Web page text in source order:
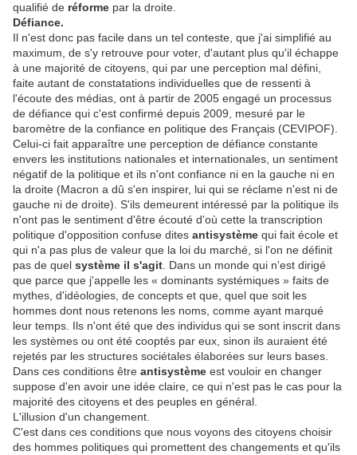
qualifié de réforme par la droite.
Défiance.
Il n'est donc pas facile dans un tel conteste, que j'ai simplifié au
maximum, de s'y retrouve pour voter, d'autant plus qu'il échappe
à une majorité de citoyens, qui par une perception mal défini,
faite autant de constatations individuelles que de ressenti à
l'écoute des médias, ont à partir de 2005 engagé un processus
de défiance qui c'est confirmé depuis 2009, mesuré par le
baromètre de la confiance en politique des Français (CEVIPOF).
Celui-ci fait apparaître une perception de défiance constante
envers les institutions nationales et internationales, un sentiment
négatif de la politique et ils n'ont confiance ni en la gauche ni en
la droite (Macron a dû s'en inspirer, lui qui se réclame n'est ni de
gauche ni de droite). S'ils demeurent intéressé par la politique ils
n'ont pas le sentiment d'être écouté d'où cette la transcription
politique d'opposition confuse dites antisystème qui fait école et
qui n'a pas plus de valeur que la loi du marché, si l'on ne définit
pas de quel système il s'agit . Dans un monde qui n'est dirigé
que parce que j'appelle les « dominants systémiques » faits de
mythes, d'idéologies, de concepts et que, quel que soit les
hommes dont nous retenons les noms, comme ayant marqué
leur temps. Ils n'ont été que des individus qui se sont inscrit dans
les systèmes ou ont été cooptés par eux, sinon ils auraient été
rejetés par les structures sociétales élaborées sur leurs bases.
Dans ces conditions être antisystème est vouloir en changer
suppose d'en avoir une idée claire, ce qui n'est pas le cas pour la
majorité des citoyens et des peuples en général.
L'illusion d'un changement.
C'est dans ces conditions que nous voyons des citoyens choisir
des hommes politiques qui promettent des changements et qu'ils